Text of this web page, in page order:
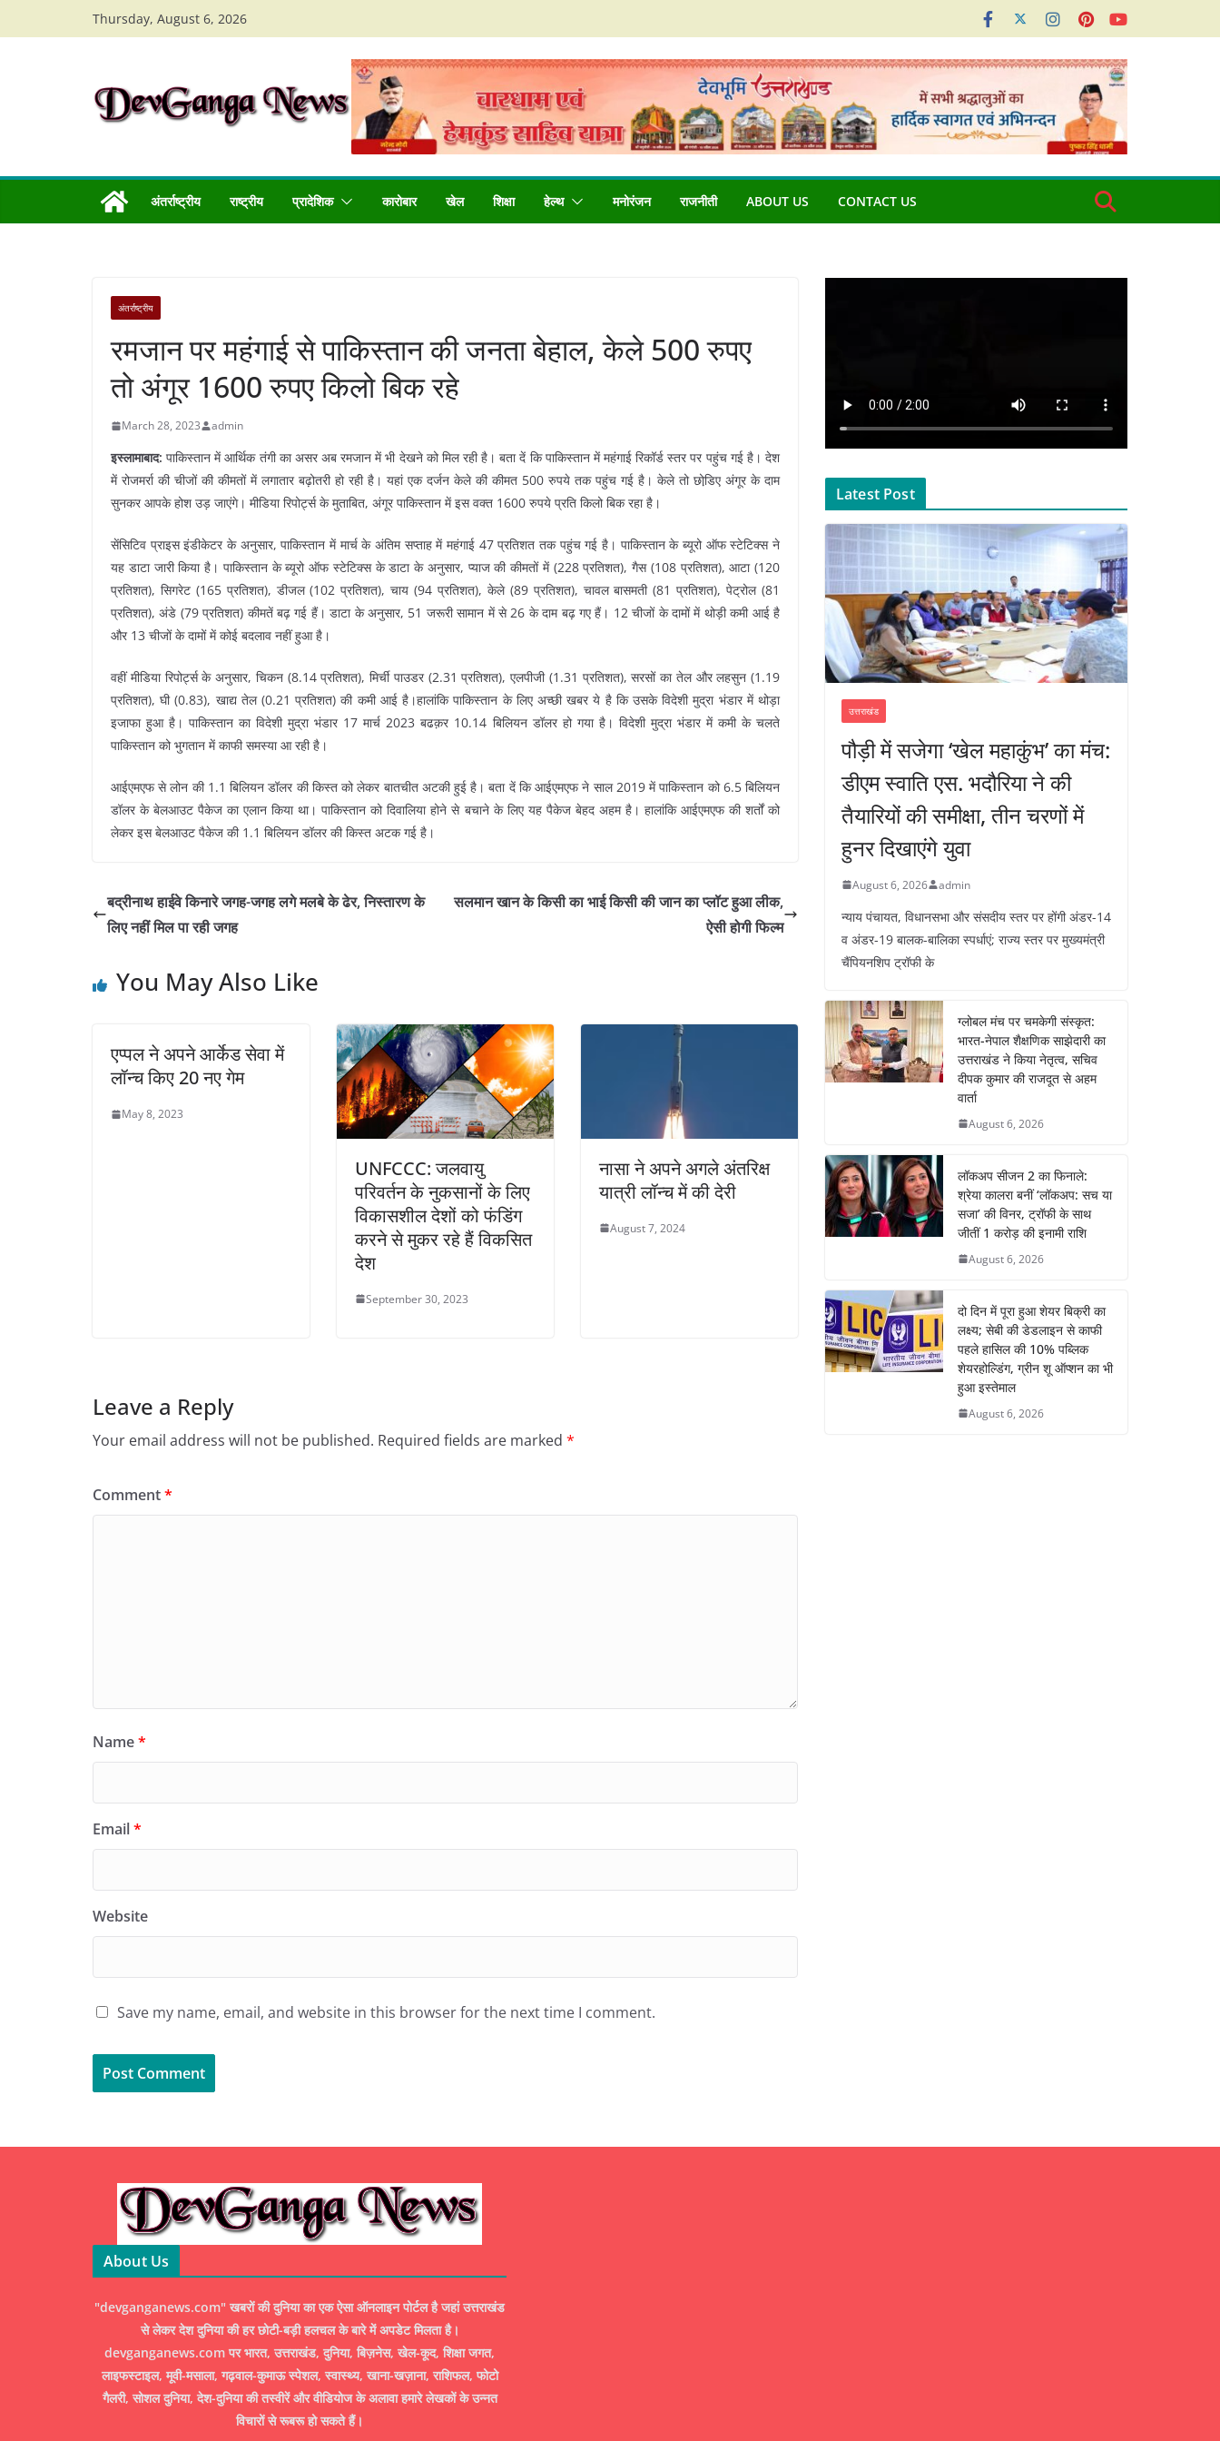
to
Thursday, August 6, 2026
अंतर्राष्ट्रीय राष्ट्रीय प्रादेशिक कारोबार खेल शिक्षा हेल्थ मनोरंजन राजनीती ABOUT US CONTACT US
अंतर्राष्ट्रीय
रमजान पर महंगाई से पाकिस्तान की जनता बेहाल, केले 500 रुपए
तो अंगूर 1600 रुपए किलो बिक रहे
March 28, 2023 admin
इस्लामाबाद: पाकिस्तान में आर्थिक तंगी का असर अब रमजान में भी देखने को मिल रही है। बता दें कि पाकिस्तान में महंगाई रिकॉर्ड स्तर पर पहुंच गई है। देश
में रोजमर्रा की चीजों की कीमतों में लगातार बढ़ोतरी हो रही है। यहां एक दर्जन केले की कीमत 500 रुपये तक पहुंच गई है। केले तो छोडि़ए अंगूर के दाम
सुनकर आपके होश उड़ जाएंगे। मीडिया रिपोर्ट्स के मुताबित, अंगूर पाकिस्तान में इस वक्त 1600 रुपये प्रति किलो बिक रहा है।
सेंसिटिव प्राइस इंडीकेटर के अनुसार, पाकिस्तान में मार्च के अंतिम सप्ताह में महंगाई 47 प्रतिशत तक पहुंच गई है। पाकिस्तान के ब्यूरो ऑफ स्टेटिक्स ने
यह डाटा जारी किया है। पाकिस्तान के ब्यूरो ऑफ स्टेटिक्स के डाटा के अनुसार, प्याज की कीमतों में (228 प्रतिशत), गैस (108 प्रतिशत), आटा (120
प्रतिशत), सिगरेट (165 प्रतिशत), डीजल (102 प्रतिशत), चाय (94 प्रतिशत), केले (89 प्रतिशत), चावल बासमती (81 प्रतिशत), पेट्रोल (81
प्रतिशत), अंडे (79 प्रतिशत) कीमतें बढ़ गई हैं। डाटा के अनुसार, 51 जरूरी सामान में से 26 के दाम बढ़ गए हैं। 12 चीजों के दामों में थोड़ी कमी आई है
और 13 चीजों के दामों में कोई बदलाव नहीं हुआ है।
वहीं मीडिया रिपोर्ट्स के अनुसार, चिकन (8.14 प्रतिशत), मिर्ची पाउडर (2.31 प्रतिशत), एलपीजी (1.31 प्रतिशत), सरसों का तेल और लहसुन (1.19
प्रतिशत), घी (0.83), खाद्य तेल (0.21 प्रतिशत) की कमी आई है।हालांकि पाकिस्तान के लिए अच्छी खबर ये है कि उसके विदेशी मुद्रा भंडार में थोड़ा
इजाफा हुआ है। पाकिस्तान का विदेशी मुद्रा भंडार 17 मार्च 2023 बढक़र 10.14 बिलियन डॉलर हो गया है। विदेशी मुद्रा भंडार में कमी के चलते
पाकिस्तान को भुगतान में काफी समस्या आ रही है।
आईएमएफ से लोन की 1.1 बिलियन डॉलर की किस्त को लेकर बातचीत अटकी हुई है। बता दें कि आईएमएफ ने साल 2019 में पाकिस्तान को 6.5 बिलियन
डॉलर के बेलआउट पैकेज का एलान किया था। पाकिस्तान को दिवालिया होने से बचाने के लिए यह पैकेज बेहद अहम है। हालांकि आईएमएफ की शर्तों को
लेकर इस बेलआउट पैकेज की 1.1 बिलियन डॉलर की किस्त अटक गई है।
बद्रीनाथ हाईवे किनारे जगह-जगह लगे मलबे के ढेर, निस्तारण के
लिए नहीं मिल पा रही जगह
सलमान खान के किसी का भाई किसी की जान का प्लॉट हुआ लीक,
ऐसी होगी फिल्म
You May Also Like
एप्पल ने अपने आर्केड सेवा में
लॉन्च किए 20 नए गेम
May 8, 2023
UNFCCC: जलवायु
परिवर्तन के नुकसानों के लिए
विकासशील देशों को फंडिंग
करने से मुकर रहे हैं विकसित
देश
September 30, 2023
नासा ने अपने अगले अंतरिक्ष
यात्री लॉन्च में की देरी
August 7, 2024
Leave a Reply
Your email address will not be published. Required fields are marked *
Comment*
Name*
Email*
Website
Save my name, email, and website in this browser for the next time I comment.
Latest Post
उत्तराखंड
पौड़ी में सजेगा ‘खेल महाकुंभ’ का मंच:
डीएम स्वाति एस. भदौरिया ने की
तैयारियों की समीक्षा, तीन चरणों में
हुनर दिखाएंगे युवा
August 6, 2026 admin
न्याय पंचायत, विधानसभा और संसदीय स्तर पर होंगी अंडर-14
व अंडर-19 बालक-बालिका स्पर्धाएं; राज्य स्तर पर मुख्यमंत्री
चैंपियनशिप ट्रॉफी के
ग्लोबल मंच पर चमकेगी संस्कृत:
भारत-नेपाल शैक्षणिक साझेदारी का
उत्तराखंड ने किया नेतृत्व, सचिव
दीपक कुमार की राजदूत से अहम
वार्ता
August 6, 2026
लॉकअप सीजन 2 का फिनाले:
श्रेया कालरा बनीं ‘लॉकअप: सच या
सजा’ की विनर, ट्रॉफी के साथ
जीतीं 1 करोड़ की इनामी राशि
August 6, 2026
दो दिन में पूरा हुआ शेयर बिक्री का
लक्ष्य; सेबी की डेडलाइन से काफी
पहले हासिल की 10% पब्लिक
शेयरहोल्डिंग, ग्रीन शू ऑप्शन का भी
हुआ इस्तेमाल
August 6, 2026
About Us
"devganganews.com" खबरों की दुनिया का एक ऐसा ऑनलाइन पोर्टल है जहां उत्तराखंड
से लेकर देश दुनिया की हर छोटी-बड़ी हलचल के बारे में अपडेट मिलता है।
devganganews.com पर भारत, उत्तराखंड, दुनिया, बिज़नेस, खेल-कूद, शिक्षा जगत,
लाइफस्टाइल, मूवी-मसाला, गढ़वाल-कुमाऊ स्पेशल, स्वास्थ्य, खाना-खज़ाना, राशिफल, फोटो
गैलरी, सोशल दुनिया, देश-दुनिया की तस्वीरें और वीडियोज के अलावा हमारे लेखकों के उन्नत
विचारों से रूबरू हो सकते हैं।